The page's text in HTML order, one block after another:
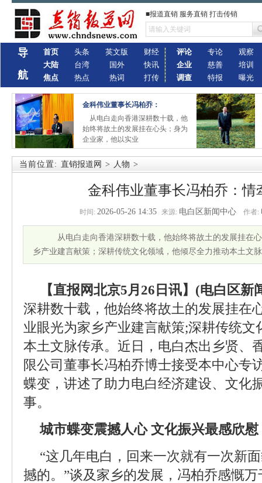
■报道直销 服务直销 打击传销
导
航
首页
大陆
焦点
头条
台湾
热点
英文版
国外
热词
财经
快讯
打传
评论
企业
调查
专论
慈善
特报
观察
培训
曝光
金科伟业董事长冯柏乔：
从电白走向香港深耕数十载，他
始终将故土的发展挂在心头；身为
企业家，他以实业
当前位置: 直销报道网 > 人物 >
金科伟业董事长冯柏乔：情
时间: 2026-05-26 14:35 来源: 电白区新闻中心 作者:
从电白走向香港深耕数十载，他始终将故土的发展挂在
乡产业建言献策；深耕传统文化领域，他倾尽全力推动本土文
【直报网北京5月26日讯】(电白区新
深耕数十载，他始终将故土的发展挂在
业眼光为家乡产业建言献策;深耕传统文
本土文脉传承。近日，电白杰出乡贤、
限公司董事长冯柏乔博士接受本中心专
蝶变，讲述了助力电白经济建设、文化
事。
城市蝶变震撼人心 文化振兴最感欣慰
“这几年电白，回来一次就有一次新
撼的。”谈及家乡的发展，冯柏乔感慨